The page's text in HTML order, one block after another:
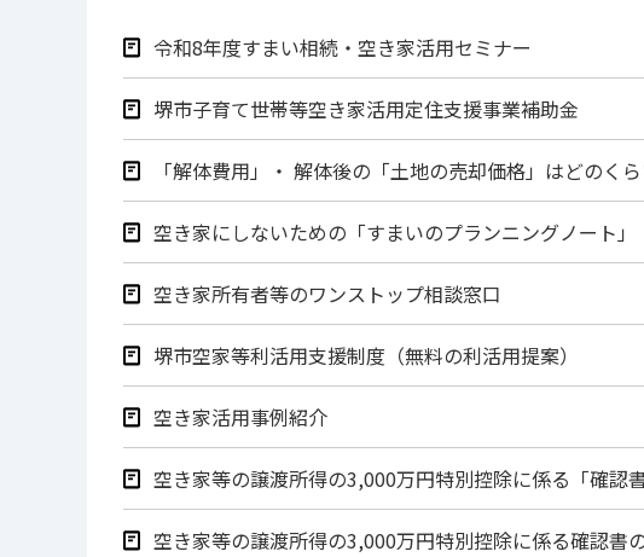
令和8年度すまい相続・空き家活用セミナー
堺市子育て世帯等空き家活用定住支援事業補助金
「解体費用」・ 解体後の「土地の売却価格」はどのくら
空き家にしないための「すまいのプランニングノート」
空き家所有者等のワンストップ相談窓口
堺市空家等利活用支援制度（無料の利活用提案）
空き家活用事例紹介
空き家等の譲渡所得の3,000万円特別控除に係る「確認
空き家等の譲渡所得の3,000万円特別控除に係る確認書